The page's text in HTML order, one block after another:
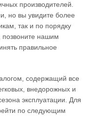
производителей.
но вы увидите более
так и по порядку
позвоните нашим
правильное
содержащий все
внедорожных и
эксплуатации. Для
по следующим